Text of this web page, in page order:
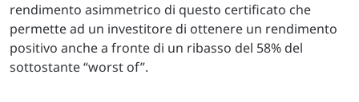
rendimento asimmetrico di questo certificato che
permette ad un investitore di ottenere un rendimento
positivo anche a fronte di un ribasso del 58% del
sottostante “worst of”.